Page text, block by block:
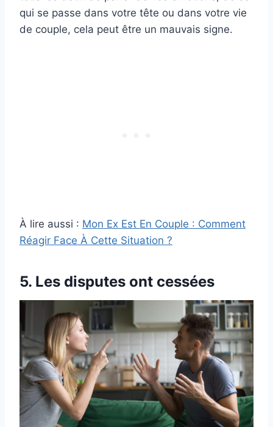
qui se passe dans votre tête ou dans votre vie
de couple, cela peut être un mauvais signe.
À lire aussi : Mon Ex Est En Couple : Comment
Réagir Face À Cette Situation ?
5. Les disputes ont cessées